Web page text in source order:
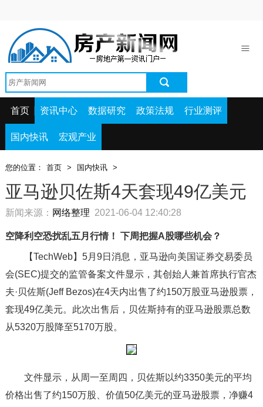
资讯中心
政策法规
国内快讯
首页 资讯中心 数据研究 政策法规 行业测评
国内快讯 宏观产业
您的位置： 首页 > 国内快讯 >
亚马逊贝佐斯4天套现49亿美元
新闻来源： 网络整理 2021-06-04 12:40:28
空降利空恐扰乱五月行情！ 下周把握A股哪些机会？
【TechWeb】5月9日消息，亚马逊向美国证券交易委员
会(SEC)提交的监管备案文件显示，其创始人兼首席执行官杰
夫·贝佐斯(Jeff Bezos)在4天内出售了约150万股亚马逊股票，
套现49亿美元。此次出售后，贝佐斯持有的亚马逊股票总数
从5320万股降至5170万股。
文件显示，从周一至周四，贝佐斯以约3350美元的平均
价格出售了约150万股、价值50亿美元的亚马逊股票，净赚4